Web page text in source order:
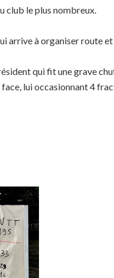
club le plus nombreux.
arrive à organiser route
qui fit une grave
lui occasionnant 4